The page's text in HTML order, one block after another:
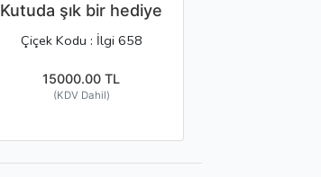
Kutuda şık bir hediye
Çiçek Kodu : İlgi 658
15000.00 TL
(KDV Dahil)